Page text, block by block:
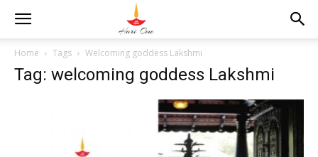
Home Tags Welcoming goddess Lakshmi
Tag: welcoming goddess Lakshmi